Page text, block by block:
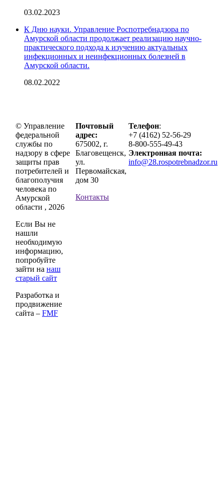
03.02.2023
К Дню науки. Управление Роспотребнадзора по
Амурской области продолжает реализацию научно-
практического подхода к изучению актуальных
инфекционных и неинфекционных болезней в
Амурской области.
08.02.2022
© Управление
федеральной
службы по
надзору в сфере
защиты прав
потребителей и
благополучия
человека по
Амурской
области , 2026
Если Вы не
нашли
необходимую
информацию,
попробуйте
зайти на наш
старый сайт
Разработка и
продвижение
сайта – FMF
Почтовый
адрес:
675002, г.
Благовещенск,
ул.
Первомайская,
дом 30
Контакты
Телефон:
+7 (4162) 52-56-29
8-800-555-49-43
Электронная почта:
info@28.rospotrebnadzor.ru